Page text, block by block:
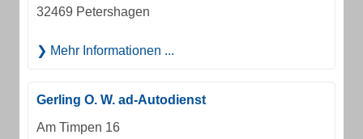
32469 Petershagen
Mehr Informationen ...
Gerling O. W. ad-Autodienst
Am Timpen 16